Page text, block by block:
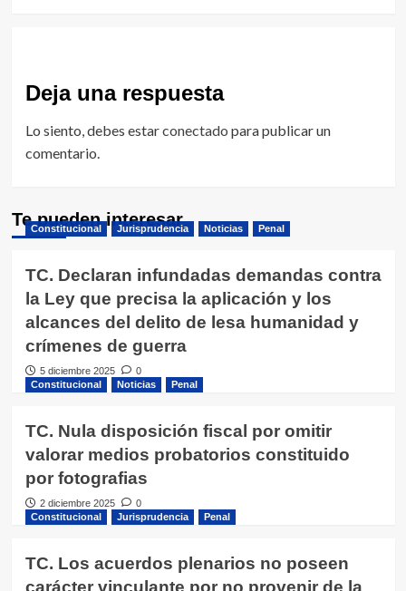
Deja una respuesta
Lo siento, debes estarconectado para publicar un
comentario.
Te pueden interesar
Constitucional Jurisprudencia Noticias Penal
TC. Declaran infundadas demandas contra
la Ley que precisa la aplicación y los
alcances del delito de lesa humanidad y
crímenes de guerra
5 diciembre 2025
0
Constitucional
Noticias Penal
TC. Nula disposición fiscal por omitir
valorar medios probatorios constituido
por fotografias
2 diciembre 2025
0
Constitucional
Jurisprudencia Penal
TC. Los acuerdos plenarios no poseen
carácter vinculante por no provenir de la